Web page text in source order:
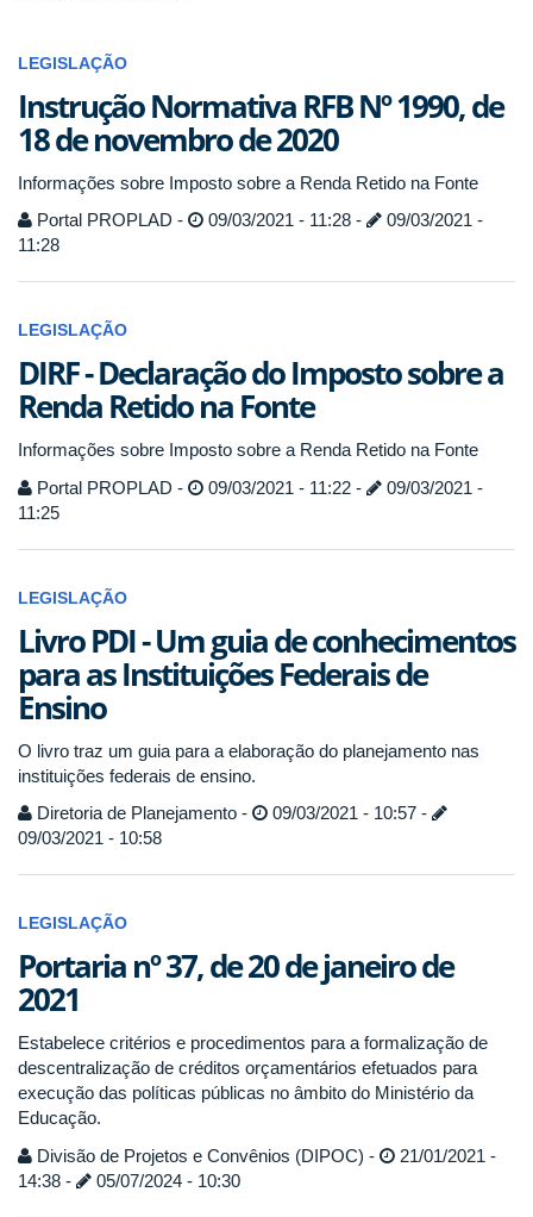
LEGISLAÇÃO
Instrução Normativa RFB Nº 1990, de
18 de novembro de 2020
Informações sobre Imposto sobre a Renda Retido na Fonte
Portal PROPLAD -
09/03/2021 - 11:28 -
09/03/2021 -
11:28
LEGISLAÇÃO
DIRF - Declaração do Imposto sobre a
Renda Retido na Fonte
Informações sobre Imposto sobre a Renda Retido na Fonte
Portal PROPLAD -
09/03/2021 - 11:22 -
09/03/2021 -
11:25
LEGISLAÇÃO
Livro PDI - Um guia de conhecimentos
para as Instituições Federais de
Ensino
O livro traz um guia para a elaboração do planejamento nas
instituições federais de ensino.
Diretoria de Planejamento -
09/03/2021 - 10:57 -
09/03/2021 - 10:58
LEGISLAÇÃO
Portaria nº 37, de 20 de janeiro de
2021
Estabelece critérios e procedimentos para a formalização de
descentralização de créditos orçamentários efetuados para
execução das políticas públicas no âmbito do Ministério da
Educação.
Divisão de Projetos e Convênios (DIPOC) -
21/01/2021 -
14:38 -
05/07/2024 - 10:30